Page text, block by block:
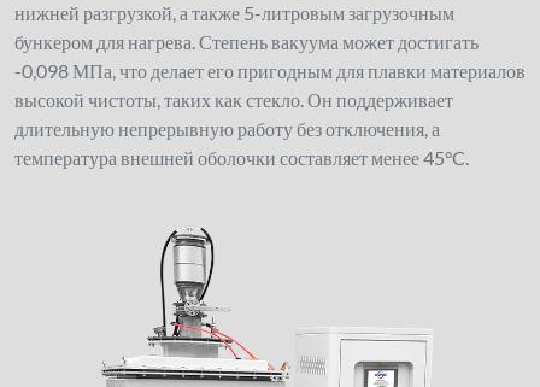
нижней разгрузкой, а также 5-литровым загрузочным
бункером для нагрева. Степень вакуума может достигать
-0,098 МПа, что делает его пригодным для плавки материалов
высокой чистоты, таких как стекло. Он поддерживает
длительную непрерывную работу без отключения, а
температура внешней оболочки составляет менее 45°C.